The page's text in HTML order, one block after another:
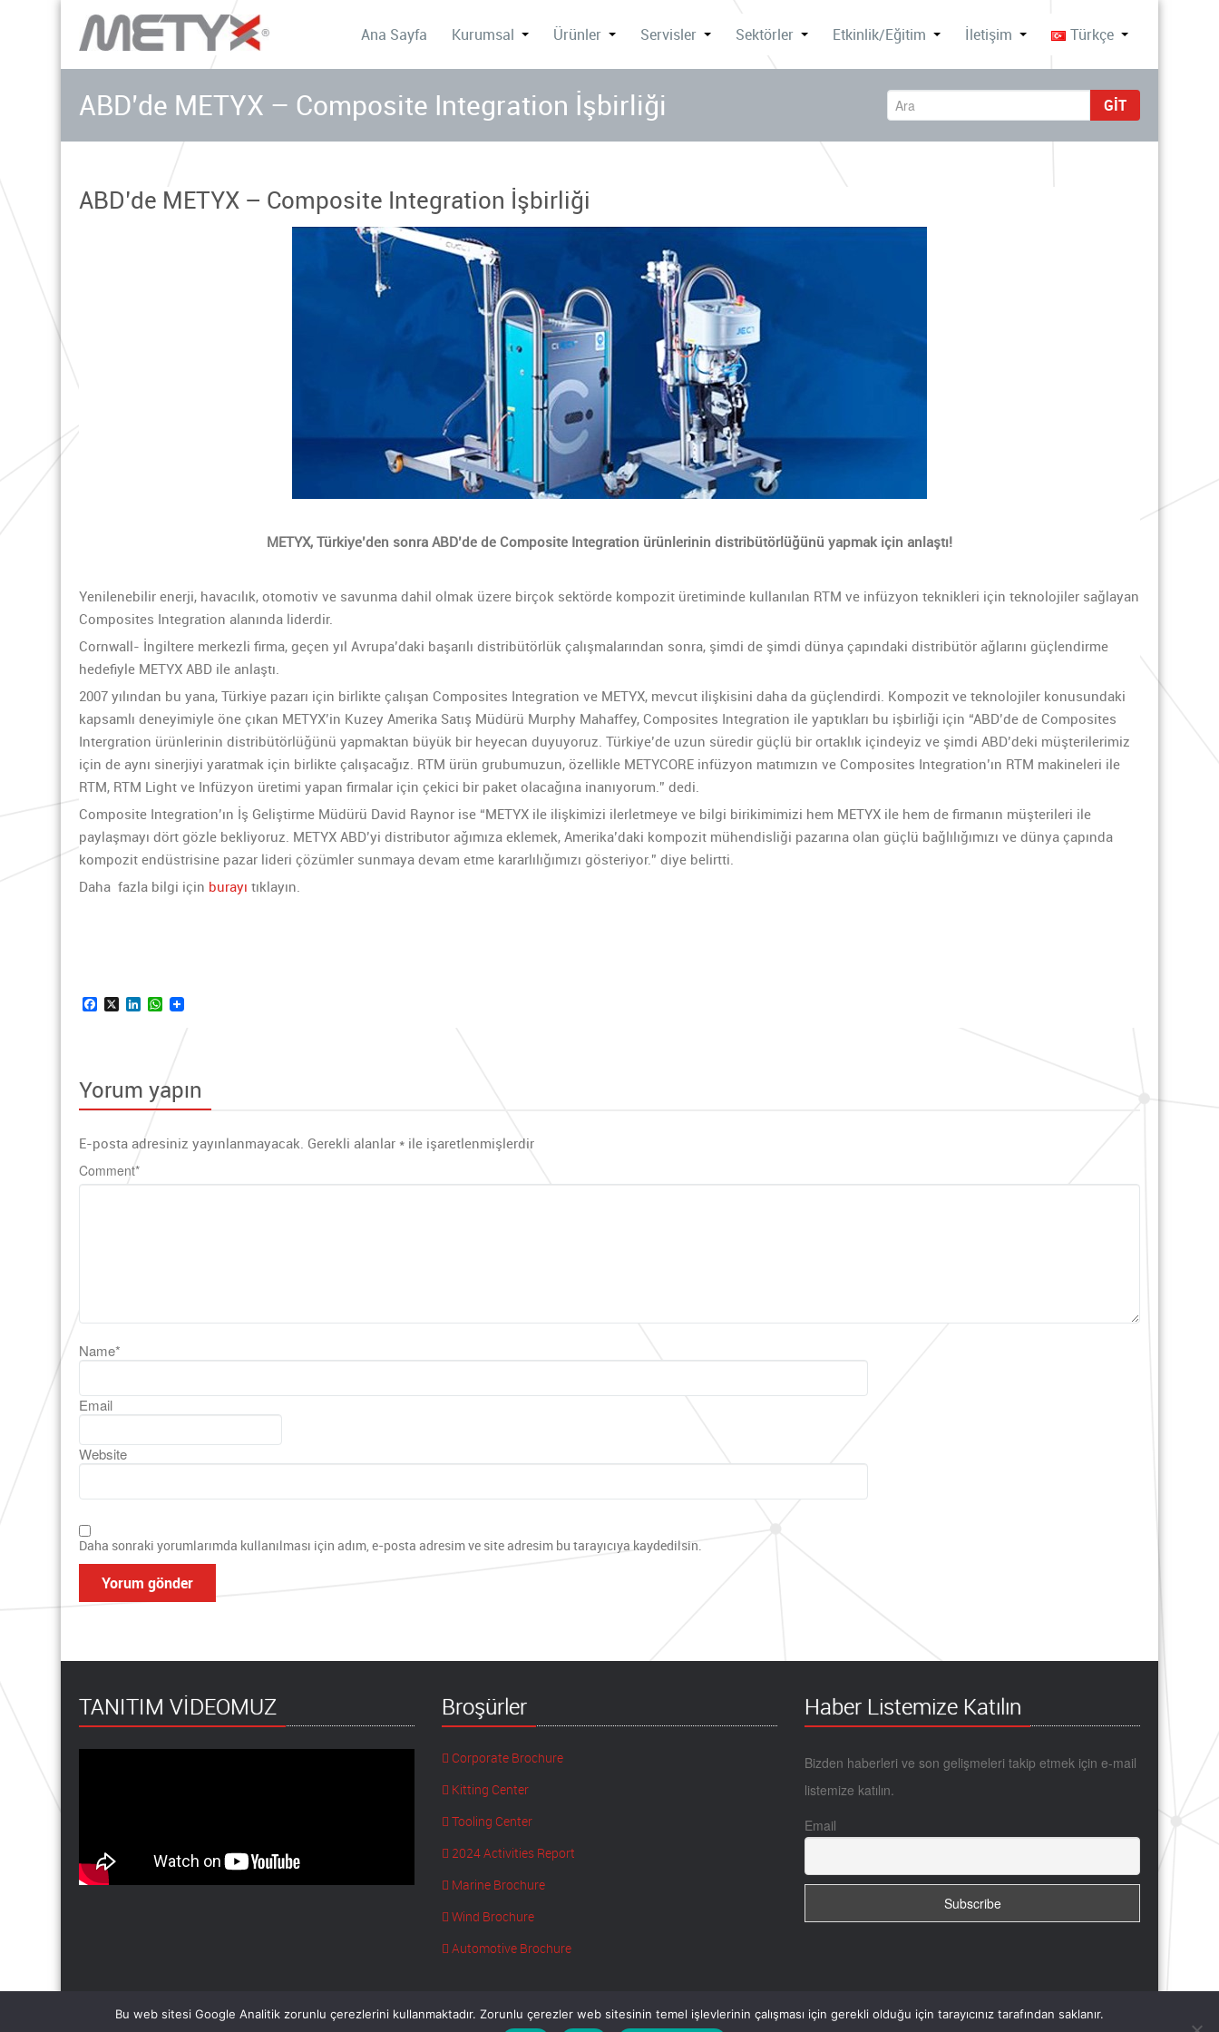
Ana Sayfa Kurumsal Ürünler Servisler Sektörler Etkinlik/Eğitim İletişim Türkçe
ABD’de METYX – Composite Integration İşbirliği GIT
ABD’de METYX – Composite Integration İşbirliği
METYX, Türkiye’den sonra ABD’de de Composite Integration ürünlerinin distribütörlüğünü yapmak için anlaştı!
Yenilenebilir enerji, havacılık, otomotiv ve savunma dahil olmak üzere birçok sektörde kompozit üretiminde kullanılan RTM ve infüzyon teknikleri için teknolojiler sağlayan
Composites Integration alanında liderdir.
Cornwall- İngiltere merkezli firma, geçen yıl Avrupa’daki başarılı distribütörlük çalışmalarından sonra, şimdi de şimdi dünya çapındaki distribütör ağlarını güçlendirme
hedefiyle METYX ABD ile anlaştı.
2007 yılından bu yana, Türkiye pazarı için birlikte çalışan Composites Integration ve METYX, mevcut ilişkisini daha da güçlendirdi. Kompozit ve teknolojiler konusundaki
kapsamlı deneyimiyle öne çıkan METYX’in Kuzey Amerika Satış Müdürü Murphy Mahaffey, Composites Integration ile yaptıkları bu işbirliği için “ABD’de de Composites
Intergration ürünlerinin distribütörlüğünü yapmaktan büyük bir heyecan duyuyoruz. Türkiye’de uzun süredir güçlü bir ortaklık içindeyiz ve şimdi ABD’deki müşterilerimiz
için de aynı sinerjiyi yaratmak için birlikte çalışacağız. RTM ürün grubumuzun, özellikle METYCORE infüzyon matımızın ve Composites Integration’ın RTM makineleri ile
RTM, RTM Light ve Infüzyon üretimi yapan firmalar için çekici bir paket olacağına inanıyorum.” dedi.
Composite Integration’ın İş Geliştirme Müdürü David Raynor ise “METYX ile ilişkimizi ilerletmeye ve bilgi birikimimizi hem METYX ile hem de firmanın müşterileri ile
paylaşmayı dört gözle bekliyoruz. METYX ABD’yi distributor ağımıza eklemek, Amerika’daki kompozit mühendisliği pazarına olan güçlü bağlılığımızı ve dünya çapında
kompozit endüstrisine pazar lideri çözümler sunmaya devam etme kararlılığımızı gösteriyor.” diye belirtti.
Daha fazla bilgi için burayı tıklayın.
Facebook
X LinkedInWhatsApp
Yorum yapın
E-posta adresiniz yayınlanmayacak. Gerekli alanlar * ile işaretlenmişlerdir
Comment*
Name*
Email
Website
Daha sonraki yorumlarımda kullanılması için adım, e-posta adresim ve site adresim bu tarayıcıya kaydedilsin.
TANITIM VİDEOMUZ Broşürler
Corporate Brochure
Kitting Center
Tooling Center
2024 Activities Report
Marine Brochure
Wind Brochure
Automotive Brochure
Haber Listemize Katılın
Bizden haberleri ve son gelişmeleri takip etmek için e-mail
listemize katılın.
Email
Bu web sitesi Google Analitik zorunlu çerezlerini kullanmaktadır. Zorunlu çerezler web sitesinin temel işlevlerinin çalışması için gerekli olduğu için tarayıcınız tarafından saklanır.